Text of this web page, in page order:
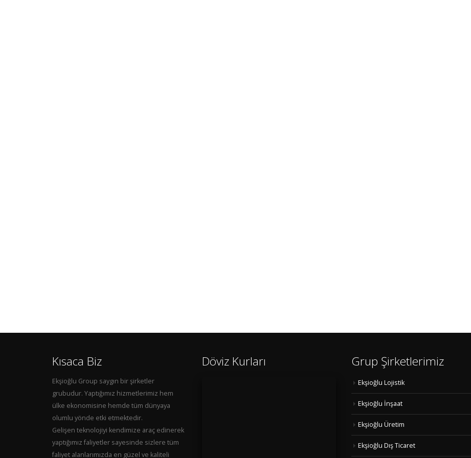
Kısaca Biz
Ekşioğlu Group saygın bir şirketler
grubudur. Yaptığımız hizmetlerimiz hem
ülke ekonomisine hemde tüm dünyaya
olumlu yönde etki etmektedir.
Gelişen teknolojiyi kendimize araç edinerek
yaptığımız faliyetler sayesinde sizlere tüm
faliyet alanlarımızda en güzel ve kaliteli
Döviz Kurları Grup Şirketlerimiz
Ekşioğlu Lojistik
Ekşioğlu İnşaat
Ekşioğlu Üretim
Ekşioğlu Dış Ticaret